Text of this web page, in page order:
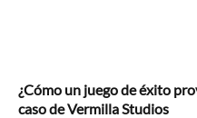
¿Cómo un juego de éxito
caso de Vermilla Studios